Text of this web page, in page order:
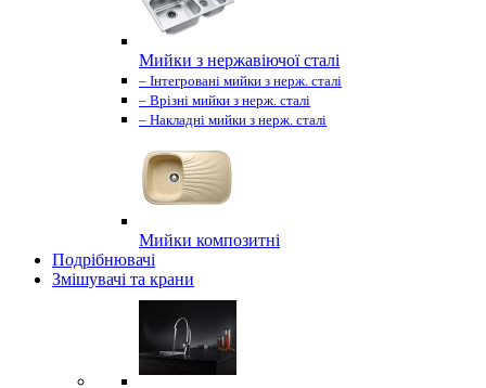
Мийки з нержавіючої сталі
– Інтегровані мийки з нерж. сталі
– Врізні мийки з нерж. сталі
– Накладні мийки з нерж. сталі
Мийки композитні
Подрібнювачі
Змішувачі та крани